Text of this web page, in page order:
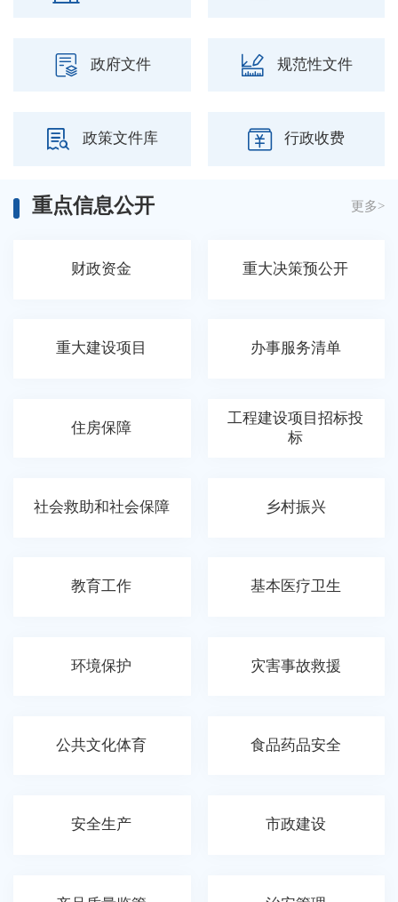
政府文件 规范性文件
政策文件库 行政收费
重点信息公开 更多>
财政资金 重大决策预公开
重大建设项目 办事服务清单
住房保障
工程建设项目招标投
标
社会救助和社会保障 乡村振兴
教育工作 基本医疗卫生
环境保护 灾害事故救援
公共文化体育 食品药品安全
安全生产 市政建设